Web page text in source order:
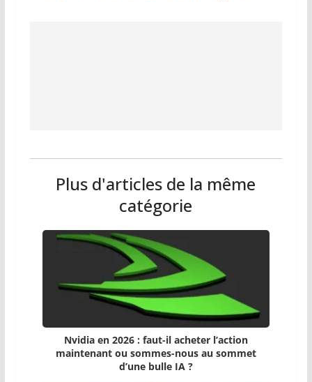
Plus d'articles de la même
catégorie
Nvidia en 2026 : faut-il acheter l’action
maintenant ou sommes-nous au sommet
d’une bulle IA ?